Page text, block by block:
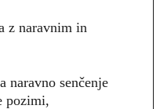
z naravnim in
naravno senčenje
pozimi,